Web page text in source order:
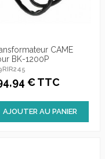
CAME
BK-1200P
€ TTC
AJOUTER AU PANIER